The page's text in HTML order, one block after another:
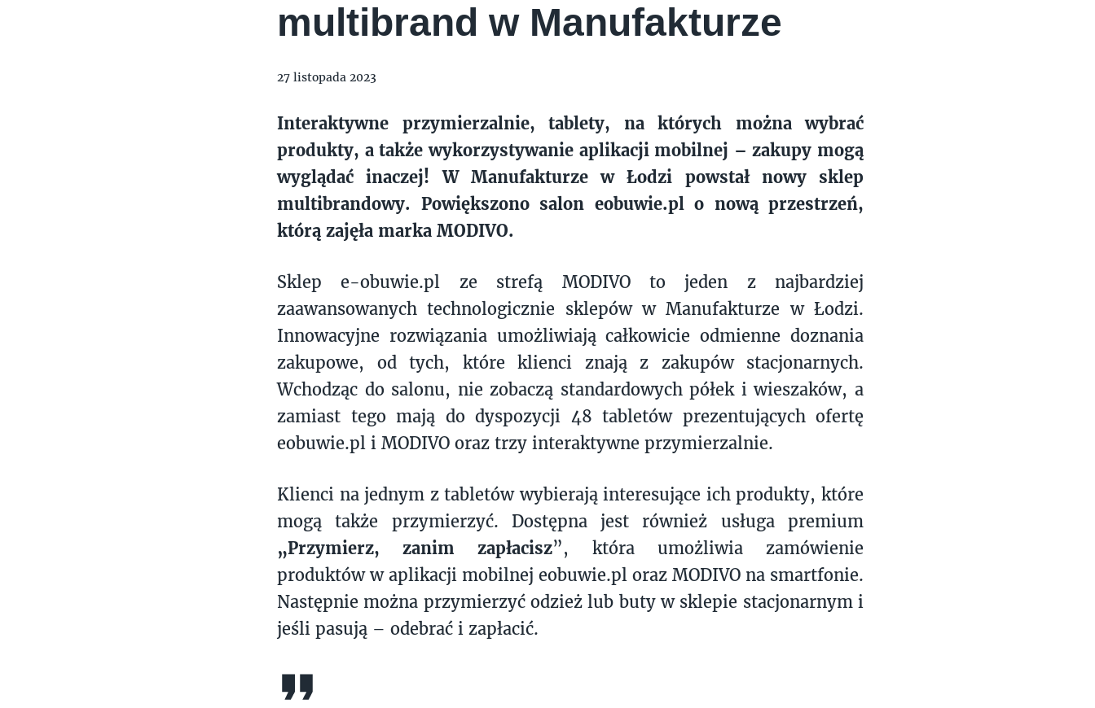
multibrand w Manufakturze
27 listopada 2023
Interaktywne przymierzalnie, tablety, na których można wybrać
produkty, a także wykorzystywanie aplikacji mobilnej – zakupy mogą
wyglądać inaczej! W Manufakturze w Łodzi powstał nowy sklep
multibrandowy. Powiększono salon eobuwie.pl o nową przestrzeń,
którą zajęła marka MODIVO.
Sklep e-obuwie.pl ze strefą MODIVO to jeden z najbardziej
zaawansowanych technologicznie sklepów w Manufakturze w Łodzi.
Innowacyjne rozwiązania umożliwiają całkowicie odmienne doznania
zakupowe, od tych, które klienci znają z zakupów stacjonarnych.
Wchodząc do salonu, nie zobaczą standardowych półek i wieszaków, a
zamiast tego mają do dyspozycji 48 tabletów prezentujących ofertę
eobuwie.pl i MODIVO oraz trzy interaktywne przymierzalnie.
Klienci na jednym z tabletów wybierają interesujące ich produkty, które
mogą także przymierzyć. Dostępna jest również usługa premium
„Przymierz, zanim zapłacisz”, która umożliwia zamówienie
produktów w aplikacji mobilnej eobuwie.pl oraz MODIVO na smartfonie.
Następnie można przymierzyć odzież lub buty w sklepie stacjonarnym i
jeśli pasują – odebrać i zapłacić.